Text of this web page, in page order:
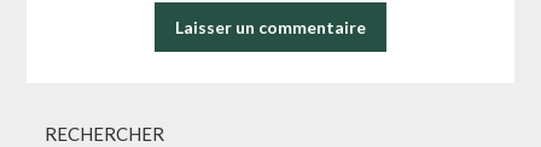
RECHERCHER